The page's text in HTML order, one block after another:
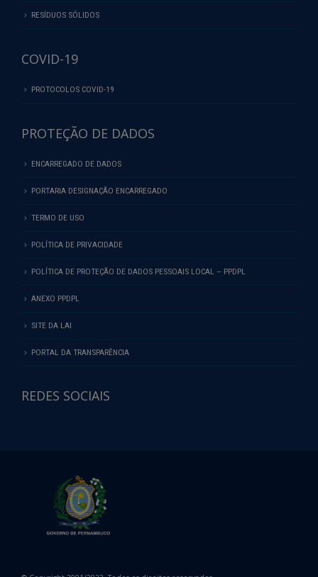
RESÍDUOS SÓLIDOS
COVID-19
PROTOCOLOS COVID-19
PROTEÇÃO DE DADOS
ENCARREGADO DE DADOS
PORTARIA DESIGNAÇÃO ENCARREGADO
TERMO DE USO
POLÍTICA DE PRIVACIDADE
POLÍTICA DE PROTEÇÃO DE DADOS PESSOAIS LOCAL – PPDPL
ANEXO PPDPL
SITE DA LAI
PORTAL DA TRANSPARÊNCIA
REDES SOCIAIS